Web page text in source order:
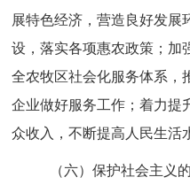
展特色经济，营造良好发展
设，落实各项惠农政策；加
全农牧区社会化服务体系，
企业做好服务工作；着力提
众收入，不断提高人民生活
（六）保护社会主义